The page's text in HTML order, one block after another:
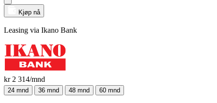
Kjøp nå
Leasing via Ikano Bank
kr 2 314/mnd
24 mnd 36 mnd 48 mnd 60 mnd